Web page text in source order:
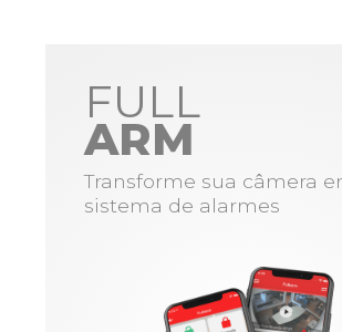
FULL
ARM
Transforme sua câmera
sistema de alarmes